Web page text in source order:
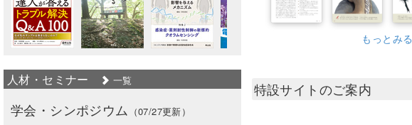
もっとみる
特設サイトのご案内
人材・セミナー 一覧
学会・シンポジウム （07/27更新）